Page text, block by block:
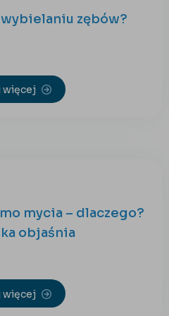
zębów?
więcej
mycia – dlaczego?
objaśnia
więcej